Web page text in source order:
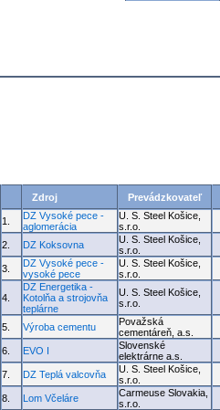
Zdroj Prevádzkovateľ
1.
DZ Vysoké pece -
aglomerácia
U. S. Steel Košice,
s.r.o.
2. DZ Koksovna
U. S. Steel Košice,
s.r.o.
3.
DZ Vysoké pece -
vysoké pece
U. S. Steel Košice,
s.r.o.
4.
DZ Energetika -
Kotolňa a strojovňa
teplárne
U. S. Steel Košice,
s.r.o.
5. Výroba cementu
Považská
cementáreň, a.s.
6. EVO I
Slovenské
elektrárne a.s.
7. DZ Teplá valcovňa
U. S. Steel Košice,
s.r.o.
8. Lom Včeláre
Carmeuse Slovakia,
s.r.o.